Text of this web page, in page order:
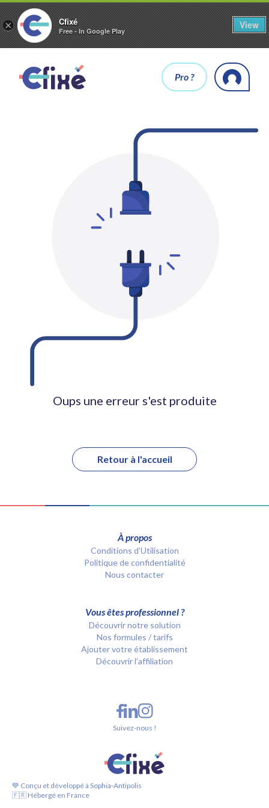
× Cfixé
Free - In Google Play
View
Pro ?
Oups une erreur s'est produite
Retour à l'accueil
À propos
Conditions d’Utilisation
Politique de confidentialité
Nous contacter
Vous êtes professionnel ?
Découvrir notre solution
Nos formules / tarifs
Ajouter votre établissement
Découvrir l'affiliation
💙 Conçu et développé à Sophia-Antipolis
🇫🇷 Hébergé en France
Suivez-nous !